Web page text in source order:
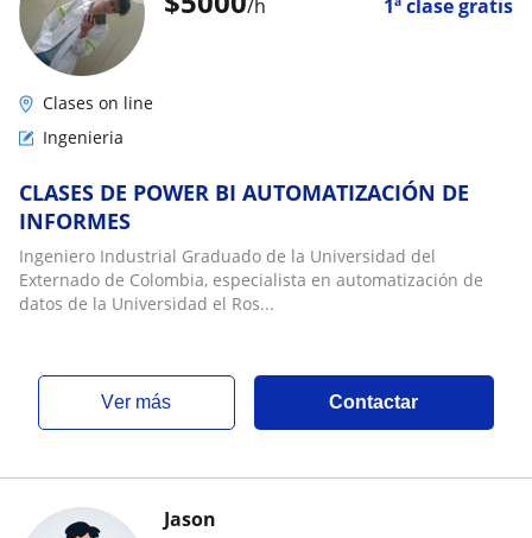
/h 1ª clase gratis
Clases on line
Ingenieria
CLASES DE POWER BI AUTOMATIZACIÓN DE
INFORMES
Ingeniero Industrial Graduado de la Universidad del
Externado de Colombia, especialista en automatización de
datos de la Universidad el Ros...
ver más Contactar
Jason